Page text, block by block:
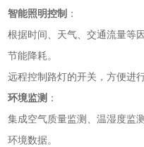
智能照明控制 ：
根据时间、天气、交通流量等
节能降耗。
远程控制路灯的开关，方便进
环境监测 ：
集成空气质量监测、温湿度监
环境数据。